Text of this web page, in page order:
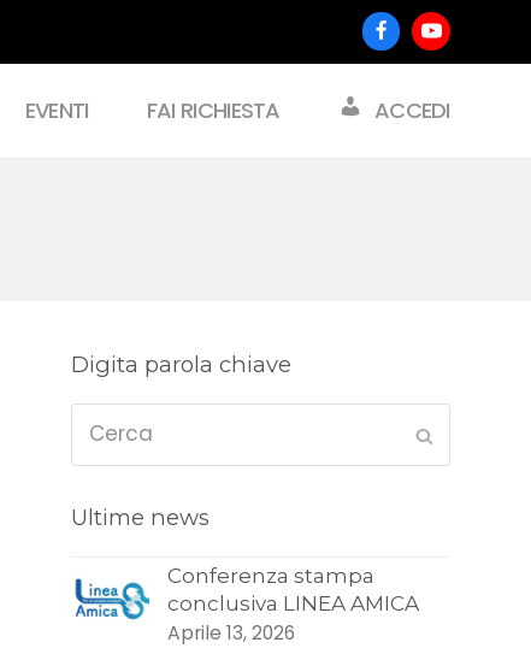
FacebookYoutube
EVENTI FAI RICHIESTA ACCEDI
Digita parola chiave
Cerca
Ultime news
Conferenza stampa
conclusiva LINEA AMICA
Aprile 13, 2026